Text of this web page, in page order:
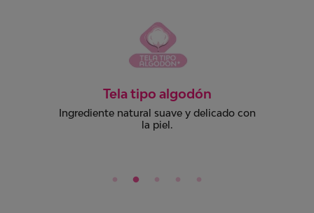
Dermatológicamente
comprobado
Todos nuestros productos cuentan con